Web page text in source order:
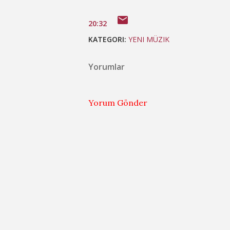
20:32
KATEGORI: YENI MÜZIK
Yorumlar
Yorum Gönder